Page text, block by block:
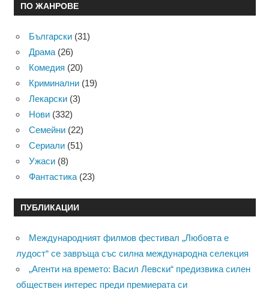
ПО ЖАНРОВЕ
Български (31)
Драма(26)
Комедия (20)
Криминални (19)
Лекарски (3)
Нови (332)
Семейни (22)
Сериали (51)
Ужаси (8)
Фантастика(23)
ПУБЛИКАЦИИ
Международният филмов фестивал „Любовта е
лудост“ се завръща със силна международна селекция
„Агенти на времето: Васил Левски“ предизвика силен
обществен интерес преди премиерата си